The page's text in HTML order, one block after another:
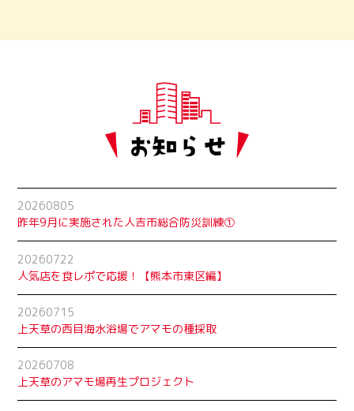
20260805
昨年9月に実施された人吉市総合防災訓練①
20260722
人気店を食レポで応援！【熊本市東区編】
20260715
上天草の西目海水浴場でアマモの種採取
20260708
上天草のアマモ場再生プロジェクト